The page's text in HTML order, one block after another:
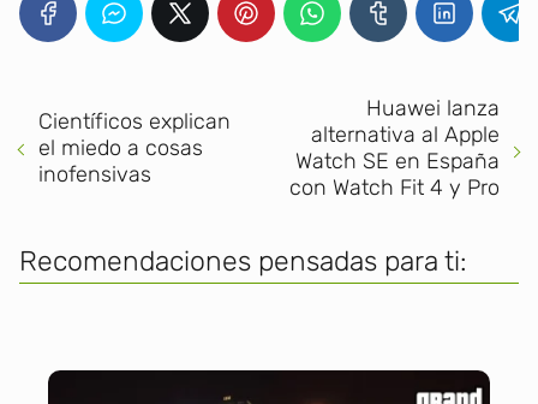
Científicos explican
el miedo a cosas
inofensivas
Huawei lanza
alternativa al Apple
Watch SE en España
con Watch Fit 4 y Pro
Recomendaciones pensadas para ti: